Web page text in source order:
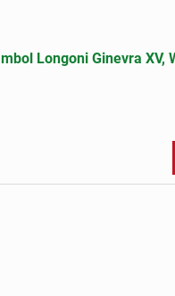
Longoni Ginevra XV,